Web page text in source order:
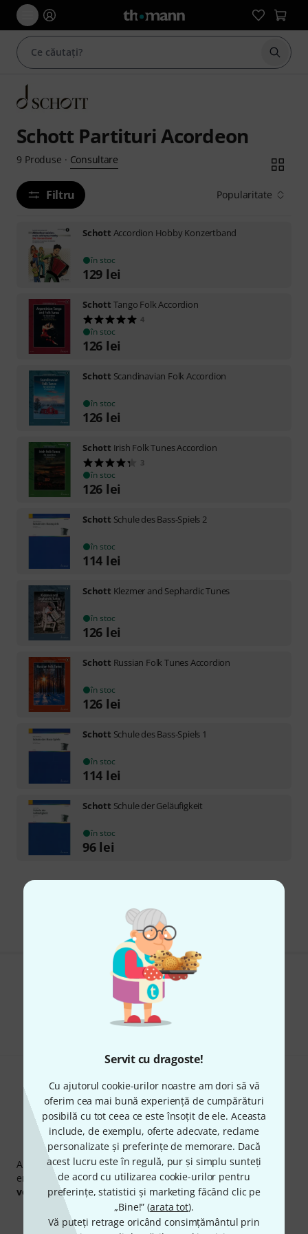
Servit cu dragoste!
Cu ajutorul cookie-urilor noastre am dori să vă
oferim cea mai bună experiență de cumpărături
posibilă cu tot ceea ce este însoțit de ele. Aceasta
include, de exemplu, oferte adecvate, reclame
personalizate și preferințe de memorare. Dacă
acest lucru este în regulă, pur și simplu sunteți
de acord cu utilizarea cookie-urilor pentru
preferințe, statistici și marketing făcând clic pe
„Bine!” (arata tot).
Vă puteți retrage oricând consimțământul prin
Schott Partituri Acordeon
9 Produse · Consultare
Filtru Popularitate
Schott Accordion Hobby Konzertband
în stoc
129 lei
Schott Tango Folk Accordion
4
în stoc
126 lei
Schott Scandinavian Folk Accordion
în stoc
126 lei
Schott Irish Folk Tunes Accordion
3
în stoc
126 lei
Schott Schule des Bass-Spiels 2
în stoc
114 lei
Schott Klezmer and Sephardic Tunes
în stoc
126 lei
Schott Russian Folk Tunes Accordion
în stoc
126 lei
Schott Schule des Bass-Spiels 1
în stoc
114 lei
Schott Schule der Geläufigkeit
în stoc
96 lei
Îți place ceea ce vezi?
Ajutor și feedback
Newsletter Thomann
Abonați-vă la buletinul informativ Thomann în limba
engleză și, cu puțin noroc, puteți câștiga unul dintre
vouchereleîn valoare de50 €fiecare!
Contribuții inspiraționale
Perspectivele Thomann